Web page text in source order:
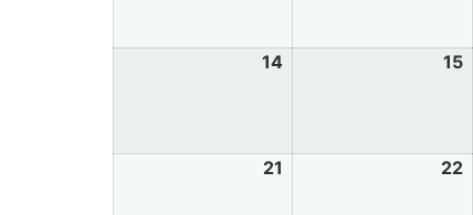
14 15
21 22